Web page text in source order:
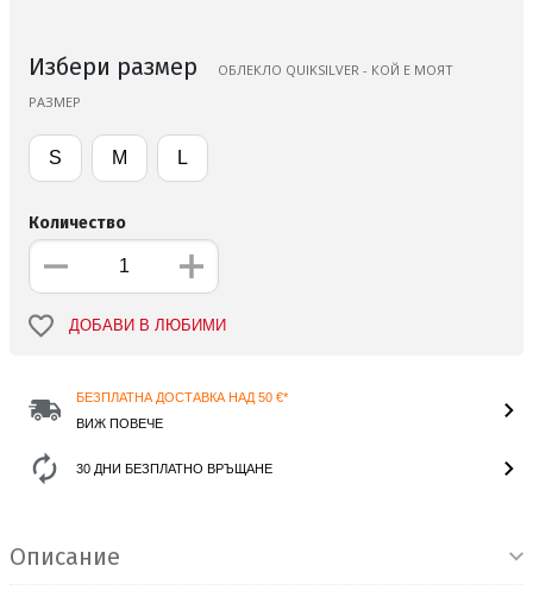
Избери размер
ОБЛЕКЛО QUIKSILVER - КОЙ Е МОЯТ
РАЗМЕР
S M L
Количество
ДОБАВИ В ЛЮБИМИ
БЕЗПЛАТНА ДОСТАВКА НАД 50 €*
ВИЖ ПОВЕЧЕ
30 ДНИ БЕЗПЛАТНО ВРЪЩАНЕ
Описание